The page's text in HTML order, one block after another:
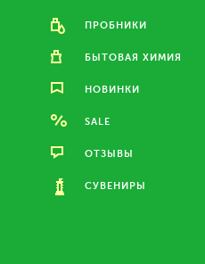
ПРОБНИКИ
БЫТОВАЯ ХИМИЯ
НОВИНКИ
SALE
ОТЗЫВЫ
СУВЕНИРЫ